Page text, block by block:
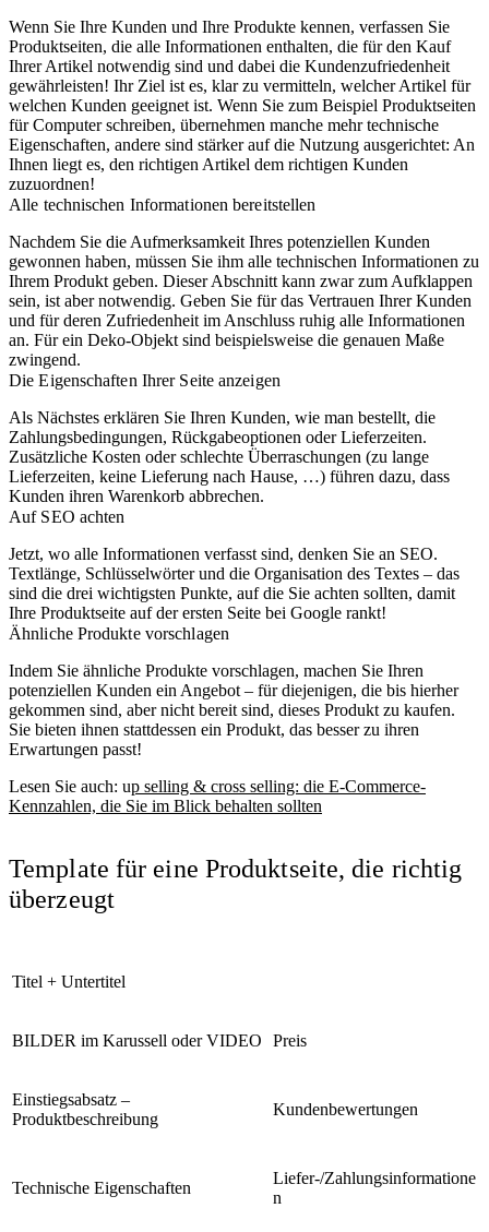
Wenn Sie Ihre Kunden und Ihre Produkte kennen, verfassen Sie
Produktseiten, die alle Informationen enthalten, die für den Kauf
Ihrer Artikel notwendig sind und dabei die Kundenzufriedenheit
gewährleisten! Ihr Ziel ist es, klar zu vermitteln, welcher Artikel für
welchen Kunden geeignet ist. Wenn Sie zum Beispiel Produktseiten
für Computer schreiben, übernehmen manche mehr technische
Eigenschaften, andere sind stärker auf die Nutzung ausgerichtet: An
Ihnen liegt es, den richtigen Artikel dem richtigen Kunden
zuzuordnen!
Alle technischen Informationen bereitstellen
Nachdem Sie die Aufmerksamkeit Ihres potenziellen Kunden
gewonnen haben, müssen Sie ihm alle technischen Informationen zu
Ihrem Produkt geben. Dieser Abschnitt kann zwar zum Aufklappen
sein, ist aber notwendig. Geben Sie für das Vertrauen Ihrer Kunden
und für deren Zufriedenheit im Anschluss ruhig alle Informationen
an. Für ein Deko-Objekt sind beispielsweise die genauen Maße
zwingend.
Die Eigenschaften Ihrer Seite anzeigen
Als Nächstes erklären Sie Ihren Kunden, wie man bestellt, die
Zahlungsbedingungen, Rückgabeoptionen oder Lieferzeiten.
Zusätzliche Kosten oder schlechte Überraschungen (zu lange
Lieferzeiten, keine Lieferung nach Hause, …) führen dazu, dass
Kunden ihren Warenkorb abbrechen.
Auf SEO achten
Jetzt, wo alle Informationen verfasst sind, denken Sie an SEO.
Textlänge, Schlüsselwörter und die Organisation des Textes – das
sind die drei wichtigsten Punkte, auf die Sie achten sollten, damit
Ihre Produktseite auf der ersten Seite bei Google rankt!
Ähnliche Produkte vorschlagen
Indem Sie ähnliche Produkte vorschlagen, machen Sie Ihren
potenziellen Kunden ein Angebot – für diejenigen, die bis hierher
gekommen sind, aber nicht bereit sind, dieses Produkt zu kaufen.
Sie bieten ihnen stattdessen ein Produkt, das besser zu ihren
Erwartungen passt!
Lesen Sie auch: up selling & cross selling: die E-Commerce-
Kennzahlen, die Sie im Blick behalten sollten
Template für eine Produktseite, die richtig
überzeugt
Titel + Untertitel
BILDER im Karussell oder VIDEO Preis
Einstiegsabsatz –
Produktbeschreibung
Kundenbewertungen
Technische Eigenschaften
Liefer-/Zahlungsinformatione
n